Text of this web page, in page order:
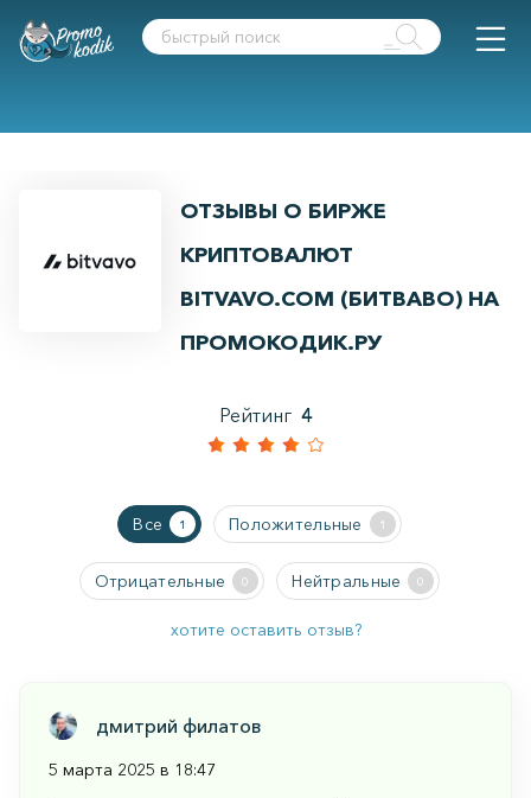
ОТЗЫВЫ О БИРЖЕ
КРИПТОВАЛЮТ
BITVAVO.COM (БИТВАВО) НА
ПРОМОКОДИК.РУ
Рейтинг 4
Все 1 Положительные 1
Отрицательные 0 Нейтральные 0
хотите оставить отзыв?
дмитрий филатов
5 марта 2025 в 18:47